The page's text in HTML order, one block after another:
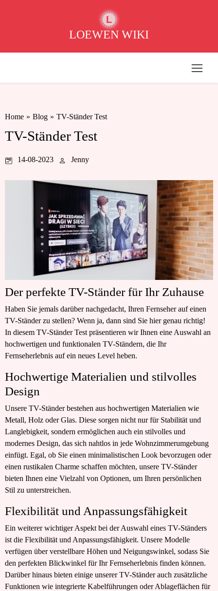
L
LOEWEN WIKI
Home » Blog » TV-Ständer Test
TV-Ständer Test
14-08-2023 Jenny
Der perfekte TV-Ständer für Ihr Zuhause
Haben Sie jemals darüber nachgedacht, Ihren Fernseher auf einen
TV-Ständer zu stellen? Wenn ja, dann sind Sie hier genau richtig!
In diesem TV-Ständer Test präsentieren wir Ihnen eine Auswahl an
hochwertigen und funktionalen TV-Ständern, die Ihr
Fernseherlebnis auf ein neues Level heben.
Hochwertige Materialien und stilvolles
Design
Unsere TV-Ständer bestehen aus hochwertigen Materialien wie
Metall, Holz oder Glas. Diese sorgen nicht nur für Stabilität und
Langlebigkeit, sondern ermöglichen auch ein stilvolles und
modernes Design, das sich nahtlos in jede Wohnzimmerumgebung
einfügt. Egal, ob Sie einen minimalistischen Look bevorzugen oder
einen rustikalen Charme schaffen möchten, unsere TV-Ständer
bieten Ihnen eine Vielzahl von Optionen, um Ihren persönlichen
Stil zu unterstreichen.
Flexibilität und Anpassungsfähigkeit
Ein weiterer wichtiger Aspekt bei der Auswahl eines TV-Ständers
ist die Flexibilität und Anpassungsfähigkeit. Unsere Modelle
verfügen über verstellbare Höhen und Neigungswinkel, sodass Sie
den perfekten Blickwinkel für Ihr Fernseherlebnis finden können.
Darüber hinaus bieten einige unserer TV-Ständer auch zusätzliche
Funktionen wie integrierte Kabelführungen oder Ablageflächen für